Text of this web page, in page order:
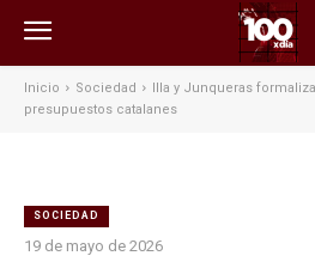
Inicio Sociedad
Illa y Junqueras
presupuestos catalanes
SOCIEDAD
19 de mayo de 2026